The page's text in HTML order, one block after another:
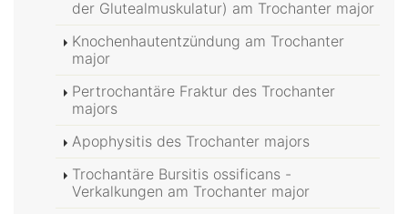
der Glutealmuskulatur) am Trochanter major
Knochenhautentzündung am Trochanter
major
Pertrochantäre Fraktur des Trochanter
majors
Apophysitis des Trochanter majors
Trochantäre Bursitis ossificans -
Verkalkungen am Trochanter major